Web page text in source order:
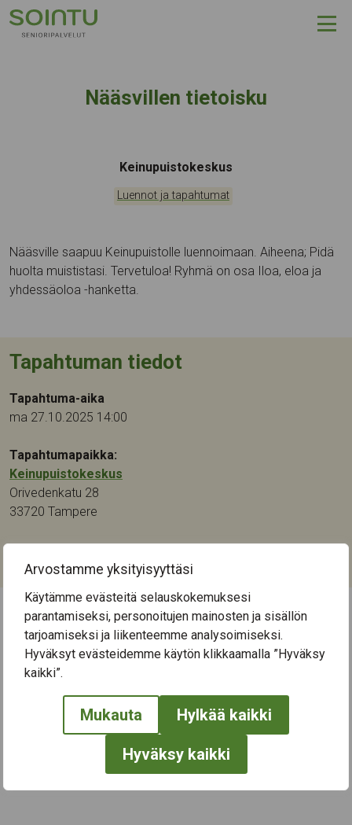
Arvostamme yksityisyyttäsi
Käytämme evästeitä selauskokemuksesi
parantamiseksi, personoitujen mainosten ja sisällön
tarjoamiseksi ja liikenteemme analysoimiseksi.
Hyväksyt evästeidemme käytön klikkaamalla ”Hyväksy
kaikki”.
Mukauta Hylkää kaikki
Hyväksy kaikki
Hyppää sisältöön
Nääsvillen tietoisku
Tapahtumapaikka:
Keinupuistokeskus
Kategoriat:
Luennot ja tapahtumat
Nääsville saapuu Keinupuistolle luennoimaan. Aiheena; Pidä
huolta muististasi. Tervetuloa! Ryhmä on osa Iloa, eloa ja
yhdessäoloa -hanketta.
Tapahtuman tiedot
Tapahtuma-aika
ma 27.10.2025 14:00
Tapahtumapaikka:
Keinupuistokeskus
Orivedenkatu 28
33720 Tampere
Luennot ja tapahtumat
← Näytä kaikki tapahtumat